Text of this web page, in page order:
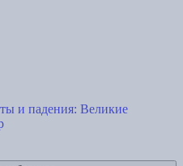
и падения: Великие